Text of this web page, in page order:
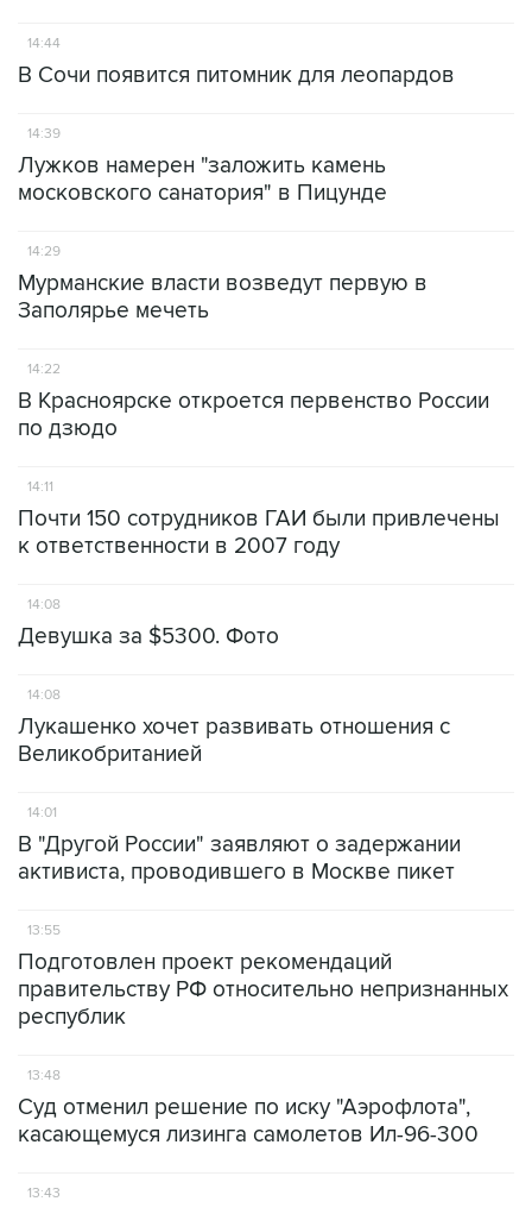
14:44
В Сочи появится питомник для леопардов
14:39
Лужков намерен "заложить камень
московского санатория" в Пицунде
14:29
Мурманские власти возведут первую в
Заполярье мечеть
14:22
В Красноярске откроется первенство России
по дзюдо
14:11
Почти 150 сотрудников ГАИ были привлечены
к ответственности в 2007 году
14:08
Девушка за $5300. Фото
14:08
Лукашенко хочет развивать отношения с
Великобританией
14:01
В "Другой России" заявляют о задержании
активиста, проводившего в Москве пикет
13:55
Подготовлен проект рекомендаций
правительству РФ относительно непризнанных
республик
13:48
Суд отменил решение по иску "Аэрофлота",
касающемуся лизинга самолетов Ил-96-300
13:43